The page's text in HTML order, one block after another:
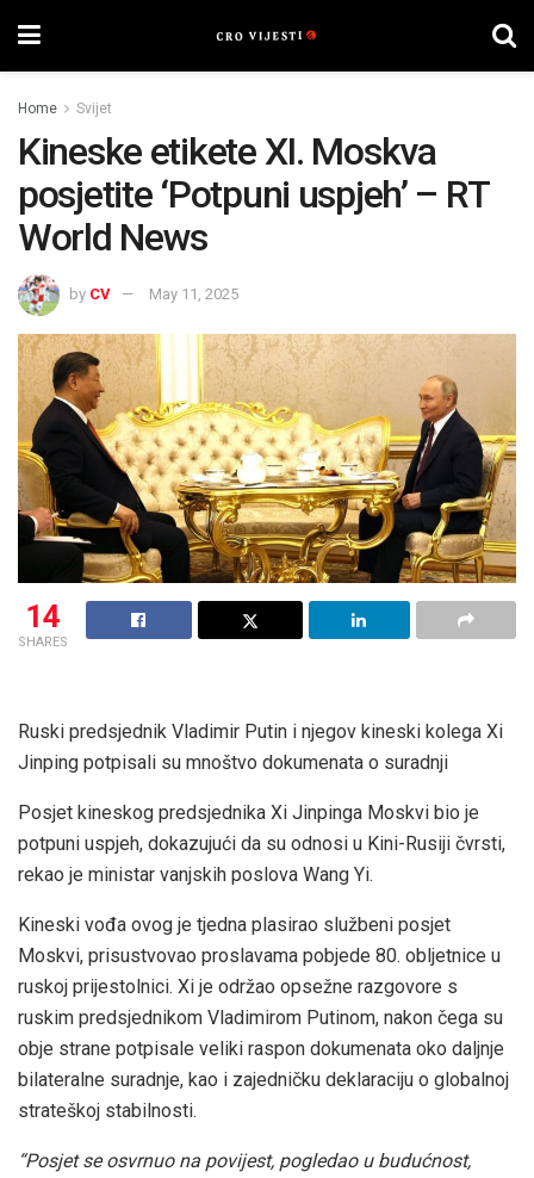
Home Svijet
Kineske etikete XI. Moskva
posjetite ‘Potpuni uspjeh’ – RT
World News
by CV May 11, 2025
14
SHARES
Ruski predsjednik Vladimir Putin i njegov kineski kolega Xi
Jinping potpisali su mnoštvo dokumenata o suradnji
Posjet kineskog predsjednika Xi Jinpinga Moskvi bio je
potpuni uspjeh, dokazujući da su odnosi u Kini-Rusiji čvrsti,
rekao je ministar vanjskih poslova Wang Yi.
Kineski vođa ovog je tjedna plasirao službeni posjet
Moskvi, prisustvovao proslavama pobjede 80. obljetnice u
ruskoj prijestolnici. Xi je održao opsežne razgovore s
ruskim predsjednikom Vladimirom Putinom, nakon čega su
obje strane potpisale veliki raspon dokumenata oko daljnje
bilateralne suradnje, kao i zajedničku deklaraciju o globalnoj
strateškoj stabilnosti.
“Posjet se osvrnuo na povijest, pogledao u budućnost,